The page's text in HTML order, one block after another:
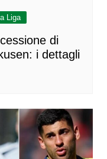
Liga
di
i dettagli